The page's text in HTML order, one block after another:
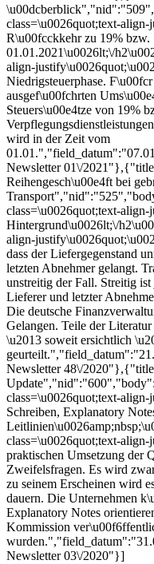
class=\u0026quot;text-
R\u00fcckkehr zu 19% bzw.
01.01.2021\u0026lt;\/
align-
Niedrigsteuerphase.
ausgef\u00fchrten
Steuers\u00e4tze von 19%
wird in der Zeit vom
Newsletter 01\/
Reihengesch\u00e4ft bei
class=\u0026quot;text-
Hintergrund\u0026lt;\/
align-
dass der Liefergegenstand
letzten Abnehmer gelangt.
unstreitig der Fall. Streitig
Lieferer und letzter
Die deutsche
Gelangen. Teile der
\u2013 soweit ersichtlich
Newsletter 48\/
class=\u0026quot;text-
Schreiben, Explanatory
class=\u0026quot;text-
praktischen Umsetzung der
Zweifelsfragen. Es wird
zu seinem Erscheinen wird
dauern. Die Unternehmen
Explanatory Notes
Kommission
Newsletter 03\/2020"}]